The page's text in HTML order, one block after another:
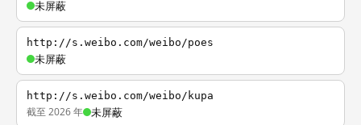
未屏蔽
http://s.weibo.com/weibo/poes
未屏蔽
http://s.weibo.com/weibo/kupa
截至 2026 年 未屏蔽